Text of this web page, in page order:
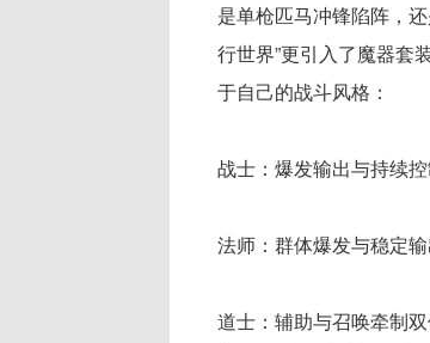
是单枪匹马冲锋陷阵，
行世界”更引入了魔器套
于自己的战斗风格：
战士：爆发输出与持续
法师：群体爆发与稳定
道士：辅助与召唤牵制